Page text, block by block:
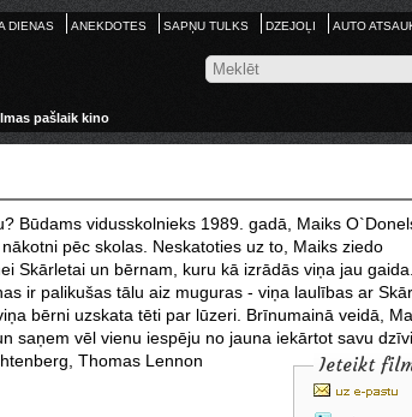
DIENAS ANEKDOTES SAPŅU TULKS DZEJOĻI AUTO
pašlaik kino
Būdams vidusskolnieks 1989. gadā, Maiks
pēc skolas. Neskatoties uz to, Maiks ziedo
Skārletai un bērnam, kuru kā izrādās viņa jau gaida.
ir palikušas tālu aiz muguras - viņa laulības ar
bērni uzskata tēti par lūzeri. Brīnumainā veidā,
saņem vēl vienu iespēju no jauna iekārtot savu dzīvi.
Thomas Lennon
Ieteikt